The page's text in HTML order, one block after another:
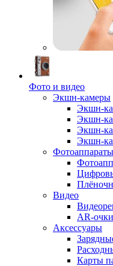
Фото и видео
Экшн-камеры
Экшн-
Экшн-
Экшн-
Экшн-
Фотоаппараты
Видео
AR-очки
Аксессуары
Карты